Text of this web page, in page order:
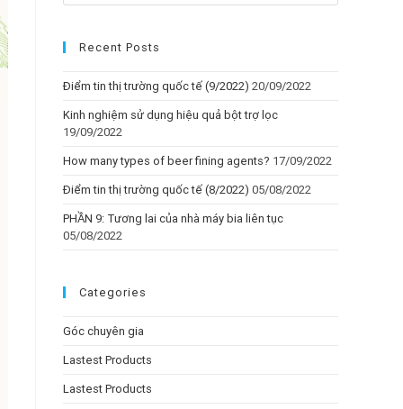
Recent Posts
Điểm tin thị trường quốc tế (9/2022) 20/09/2022
Kinh nghiệm sử dụng hiệu quả bột trợ lọc
19/09/2022
How many types of beer fining agents? 17/09/2022
Điểm tin thị trường quốc tế (8/2022) 05/08/2022
PHẦN 9: Tương lai của nhà máy bia liên tục
05/08/2022
Categories
Góc chuyên gia
Lastest Products
Lastest Products